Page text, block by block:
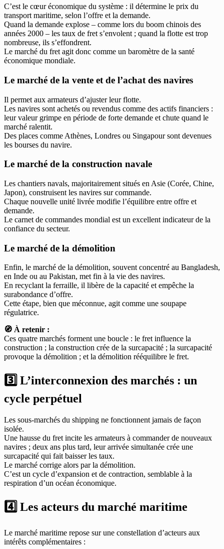
C’est le cœur économique du système : il détermine le prix du
transport maritime, selon l’offre et la demande.
Quand la demande explose – comme lors du boom chinois des
années 2000 – les taux de fret s’envolent ; quand la flotte est trop
nombreuse, ils s’effondrent.
Le marché du fret agit donc comme un baromètre de la santé
économique mondiale.
Le marché de la vente et de l’achat des navires
Il permet aux armateurs d’ajuster leur flotte.
Les navires sont achetés ou revendus comme des actifs financiers :
leur valeur grimpe en période de forte demande et chute quand le
marché ralentit.
Des places comme Athènes, Londres ou Singapour sont devenues
les bourses du navire.
Le marché de la construction navale
Les chantiers navals, majoritairement situés en Asie (Corée, Chine,
Japon), construisent les navires sur commande.
Chaque nouvelle unité livrée modifie l’équilibre entre offre et
demande.
Le carnet de commandes mondial est un excellent indicateur de la
confiance du secteur.
Le marché de la démolition
Enfin, le marché de la démolition, souvent concentré au Bangladesh,
en Inde ou au Pakistan, met fin à la vie des navires.
En recyclant la ferraille, il libère de la capacité et empêche la
surabondance d’offre.
Cette étape, bien que méconnue, agit comme une soupape
régulatrice.
🧭 À retenir :
Ces quatre marchés forment une boucle : le fret influence la
construction ; la construction crée de la surcapacité ; la surcapacité
provoque la démolition ; et la démolition rééquilibre le fret.
3️⃣ L’interconnexion des marchés : un
cycle perpétuel
Les sous-marchés du shipping ne fonctionnent jamais de façon
isolée.
Une hausse du fret incite les armateurs à commander de nouveaux
navires ; deux ans plus tard, leur arrivée simultanée crée une
surcapacité qui fait baisser les taux.
Le marché corrige alors par la démolition.
C’est un cycle d’expansion et de contraction, semblable à la
respiration d’un océan économique.
4️⃣ Les acteurs du marché maritime
Le marché maritime repose sur une constellation d’acteurs aux
intérêts complémentaires :